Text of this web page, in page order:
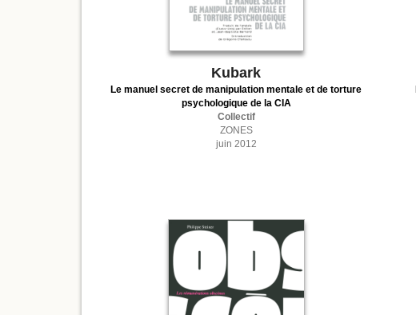
Kubark
Le manuel secret de manipulation mentale et de torture
psychologique de la CIA
Collectif
ZONES
juin 2012